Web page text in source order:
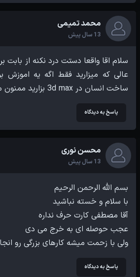
محمد تمیمی
13 سال پیش
سلام اقا واقعا دستت درد نکنه از بابت
عالی که میزارید فقط اگه یه
ساخت انسان در 3d max بزارید ممنون میشم
پاسخ به دیدگاه
محسن نوری
13 سال پیش
ولی با زحمت میشه کارهای بزرگی رو
پاسخ به دیدگاه